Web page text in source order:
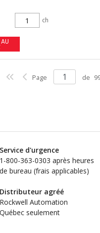
ch
Page de
Service d'urgence
1-800-363-0303 après heures
de bureau (frais applicables)
Distributeur agréé
Rockwell Automation
Québec seulement